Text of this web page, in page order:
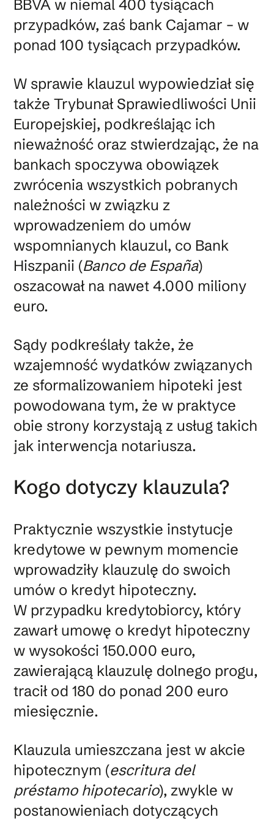
BBVA w niemal 400 tysiącach
przypadków, zaś bank Cajamar – w
ponad 100 tysiącach przypadków.
W sprawie klauzul wypowiedział się
także Trybunał Sprawiedliwości Unii
Europejskiej, podkreślając ich
nieważność oraz stwierdzając, że na
bankach spoczywa obowiązek
zwrócenia wszystkich pobranych
należności w związku z
wprowadzeniem do umów
wspomnianych klauzul, co Bank
Hiszpanii (Banco de España)
oszacował na nawet 4.000 miliony
euro.
Sądy podkreślały także, że
wzajemność wydatków związanych
ze sformalizowaniem hipoteki jest
powodowana tym, że w praktyce
obie strony korzystają z usług takich
jak interwencja notariusza.
Kogo dotyczy klauzula?
Praktycznie wszystkie instytucje
kredytowe w pewnym momencie
wprowadziły klauzulę do swoich
umów o kredyt hipoteczny.
W przypadku kredytobiorcy, który
zawarł umowę o kredyt hipoteczny
w wysokości 150.000 euro,
zawierającą klauzulę dolnego progu,
tracił od 180 do ponad 200 euro
miesięcznie.
Klauzula umieszczana jest w akcie
hipotecznym (escritura del
préstamo hipotecario), zwykle w
postanowieniach dotyczących